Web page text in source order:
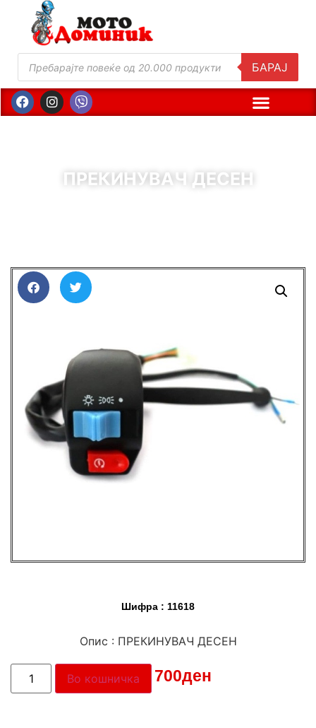
БАРАЈ
ПРЕКИНУВАЧ ДЕСЕН
Шифра : 11618
Опис : ПРЕКИНУВАЧ ДЕСЕН
Цена: 700ден
Во кошничка